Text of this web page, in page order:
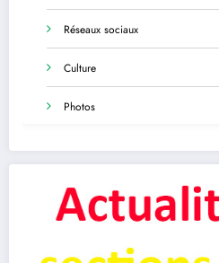
Réseaux sociaux
Culture
Photos